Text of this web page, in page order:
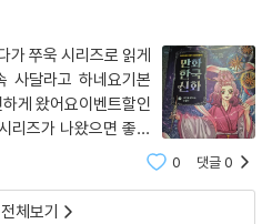
세상의 질서를 주도적으로 바로잡는
며 살아가는 힘을 보여 주는 신들의 모
을 제시해 준다.
가 쭈욱 시리즈로 읽게
사달라고 하네요기본
게 왔어요이벤트할인
리즈가 나왔으면 좋겠
봐서 좋아요
0 댓글0
체보기